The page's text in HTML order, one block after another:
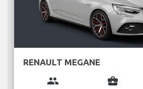
RENAULT MEGANE
group business_center